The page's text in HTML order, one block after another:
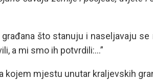
građana što stanuju i naseljavaju
a mi smo ih potvrdili:…”
kojem mjestu unutar kraljevskih